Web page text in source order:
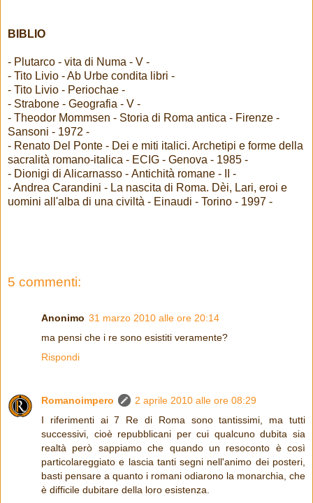
BIBLIO
- Plutarco - vita di Numa - V -
- Tito Livio - Ab Urbe condita libri -
- Tito Livio - Periochae -
- Strabone - Geografia - V -
- Theodor Mommsen - Storia di Roma antica - Firenze -
Sansoni - 1972 -
- Renato Del Ponte - Dei e miti italici. Archetipi e forme della
sacralità romano-italica - ECIG - Genova - 1985 -
- Dionigi di Alicarnasso - Antichità romane - II -
- Andrea Carandini - La nascita di Roma. Dèi, Lari, eroi e
uomini all'alba di una civiltà - Einaudi - Torino - 1997 -
5 commenti:
Anonimo 31 marzo 2010 alle ore 20:14
ma pensi che i re sono esistiti veramente?
Rispondi
Romanoimpero
2 aprile 2010 alle ore 08:29
I riferimenti ai 7 Re di Roma sono tantissimi, ma tutti
successivi, cioè repubblicani per cui qualcuno dubita sia
realtà però sappiamo che quando un resoconto è così
particolareggiato e lascia tanti segni nell'animo dei posteri,
basti pensare a quanto i romani odiarono la monarchia, che
è difficile dubitare della loro esistenza.